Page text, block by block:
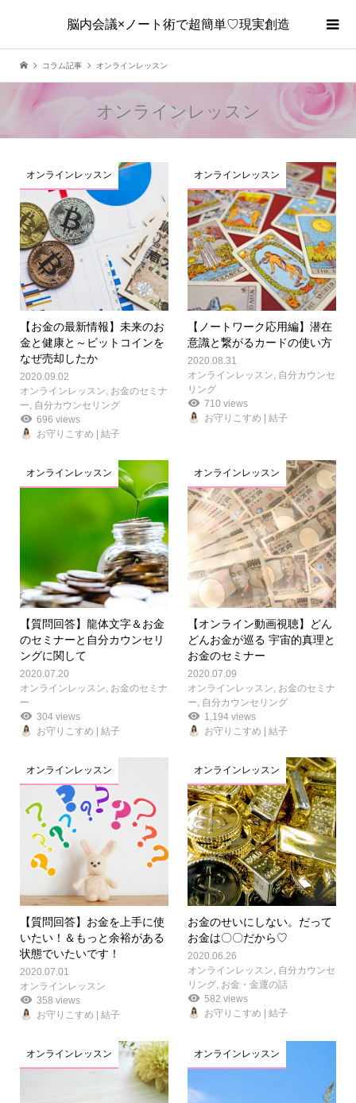
脳内会議×ノート術で超簡単♡現実創造
コラム記事 オンラインレッスン
オンラインレッスン
オンラインレッスン
【お金の最新情報】未来のお
金と健康と～ビットコインを
なぜ売却したか
2020.09.02
オンラインレッスン お金のセミナ
ー 自分カウンセリング
696 views
お守りこすめ | 結子
オンラインレッスン
【ノートワーク応用編】潜在
意識と繋がるカードの使い方
2020.08.31
オンラインレッスン 自分カウンセ
リング
710 views
お守りこすめ | 結子
オンラインレッスン
【質問回答】龍体文字＆お金
のセミナーと自分カウンセリ
ングに関して
2020.07.20
オンラインレッスン, お金のセミナ
ー
304 views
お守りこすめ | 結子
オンラインレッスン
【オンライン動画視聴】どん
どんお金が巡る 宇宙的真理と
お金のセミナー
2020.07.09
オンラインレッスン, お金のセミナ
ー, 自分カウンセリング
1,194 views
お守りこすめ | 結子
オンラインレッスン
【質問回答】お金を上手に使
いたい！＆もっと余裕がある
状態でいたいです！
2020.07.01
オンラインレッスン
358 views
お守りこすめ | 結子
オンラインレッスン
お金のせいにしない。だって
お金は〇〇だから♡
2020.06.26
オンラインレッスン, 自分カウンセ
リング, お金・金運の話
582 views
お守りこすめ | 結子
オンラインレッスン オンラインレッスン